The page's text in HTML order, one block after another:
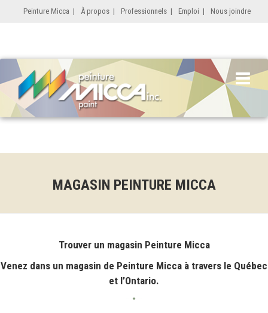
Peinture Micca | À propos | Professionnels | Emploi | Nous joindre
MAGASIN PEINTURE MICCA
Trouver un magasin Peinture Micca
Venez dans un magasin de Peinture Micca à travers le Québec
et l’Ontario.